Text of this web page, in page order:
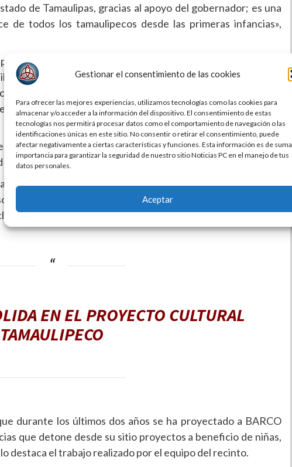
Gestionar el consentimiento de las cookies
Para ofrecer las mejores experiencias, utilizamos tecnologías como las cookies para
almacenar y/o acceder a la información del dispositivo. El consentimiento de estas
tecnologías nos permitirá procesar datos como el comportamiento de navegación o las
identificaciones únicas en este sitio. No consentir o retirar el consentimiento, puede
afectar negativamente a ciertas características y funciones. Esta información es de suma
importancia para garantizar la seguridad de nuestro sitio Noticias PC en el manejo de tus
datos personales.
Aceptar
de Tamaulipas, gracias al apoyo del gobernador; es una
de todos los tamaulipecos desde las primeras infancias»,
de actividades literarias, artísticas y culturales;
y proyectos editoriales, cuatro presentaciones de la
de mediación lectora y creatividad, tres funciones de cine
de Canal Once y tres charlas y entrevistas con autoras,
lecturas dramatizadas y narraciones escénicas, además de
sensibilización sobre el cuidado de los animales.
promotores de lectura, artistas, editoriales, librerías e
las infancias y sus familias a la lectura y las artes mediante
EN EL PROYECTO CULTURAL
TAMAULIPECO
durante los últimos dos años se ha proyectado a BARCO
que detone desde su sitio proyectos a beneficio de niñas,
destaca el trabajo realizado por el equipo del recinto.